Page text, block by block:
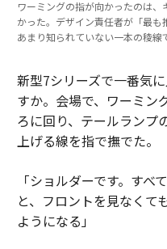
ワーミングの指が向かったのは
かった。デザイン責任者が「最
あまり知られていない一本の稜線
新型7シリーズで一番気
すか。会場で、ワーミン
ろに回り、テールランプ
上げる線を指で撫でた。
「ショルダーです。す
と、フロントを見なくて
ようになる」